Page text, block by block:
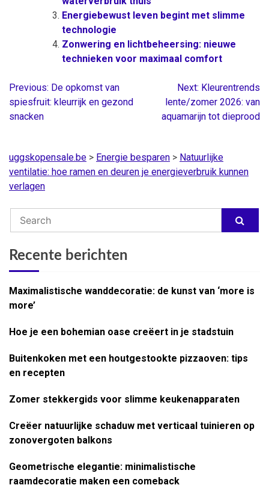
Energiebewust leven begint met slimme
technologie
Zonwering en lichtbeheersing: nieuwe
technieken voor maximaal comfort
Berichtnavigatie
Previous: De opkomst van
spiesfruit: kleurrijk en gezond
snacken
Next: Kleurentrends
lente/zomer 2026: van
aquamarijn tot dieprood
uggskopensale.be > Energie besparen > Natuurlijke
ventilatie: hoe ramen en deuren je energieverbruik kunnen
verlagen
Recente berichten
Maximalistische wanddecoratie: de kunst van ‘more is
more’
Hoe je een bohemian oase creëert in je stadstuin
Buitenkoken met een houtgestookte pizzaoven: tips
en recepten
Zomer stekkergids voor slimme keukenapparaten
Creëer natuurlijke schaduw met verticaal tuinieren op
zonovergoten balkons
Geometrische elegantie: minimalistische
raamdecoratie maken een comeback